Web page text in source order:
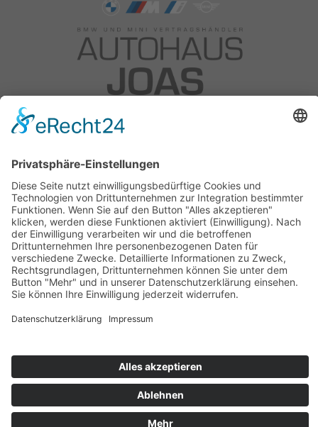
Am Reitweg 10
89407 Dillingen
Tel: +49 9071 5885 0
Fax: 09071 5885 50
Email:info@bmw-joas.de
Impressum|Datenschutz|Barrierefreiheitserklärung|
Fakten